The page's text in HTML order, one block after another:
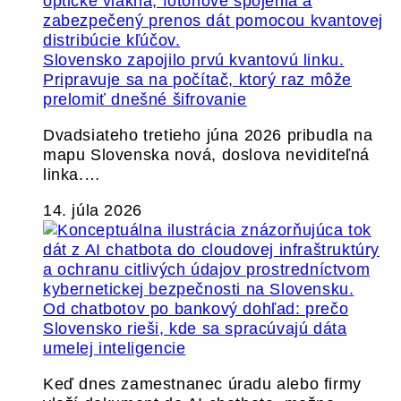
Slovensko zapojilo prvú kvantovú linku.
Pripravuje sa na počítač, ktorý raz môže
prelomiť dnešné šifrovanie
Dvadsiateho tretieho júna 2026 pribudla na
mapu Slovenska nová, doslova neviditeľná
linka.…
14. júla 2026
Od chatbotov po bankový dohľad: prečo
Slovensko rieši, kde sa spracúvajú dáta
umelej inteligencie
Keď dnes zamestnanec úradu alebo firmy